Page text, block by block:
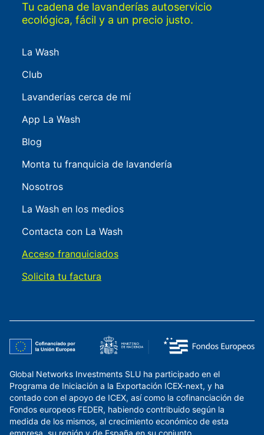
Tu cadena de lavanderías autoservicio
ecológica, fácil y a un precio justo.
La Wash
Club
Lavanderías cerca de mí
App La Wash
Blog
Monta tu franquicia de lavandería
Nosotros
La Wash en los medios
Contacta con La Wash
Acceso franquiciados
Solicita tu factura
Global Networks Investments SLU ha participado en el
Programa de Iniciación a la Exportación ICEX-next, y ha
contado con el apoyo de ICEX, así como la cofinanciación de
Fondos europeos FEDER, habiendo contribuido según la
medida de los mismos, al crecimiento económico de esta